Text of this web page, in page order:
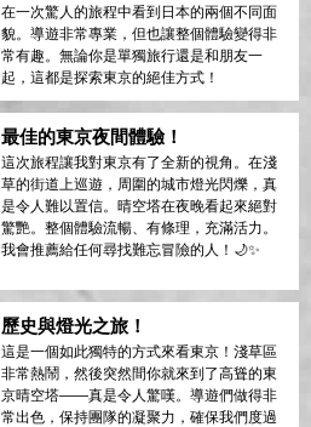
在一次驚人的旅程中看到日本的兩個不同面
貌。導遊非常專業，但也讓整個體驗變得非
常有趣。無論你是單獨旅行還是和朋友一
起，這都是探索東京的絕佳方式！
最佳的東京夜間體驗！
這次旅程讓我對東京有了全新的視角。在淺
草的街道上巡遊，周圍的城市燈光閃爍，真
是令人難以置信。晴空塔在夜晚看起來絕對
驚艷。整個體驗流暢、有條理，充滿活力。
我會推薦給任何尋找難忘冒險的人！🌙✨
歷史與燈光之旅！
這是一個如此獨特的方式來看東京！淺草區
非常熱鬧，然後突然間你就來到了高聳的東
京晴空塔——真是令人驚嘆。導遊們做得非
常出色，保持團隊的凝聚力，確保我們度過